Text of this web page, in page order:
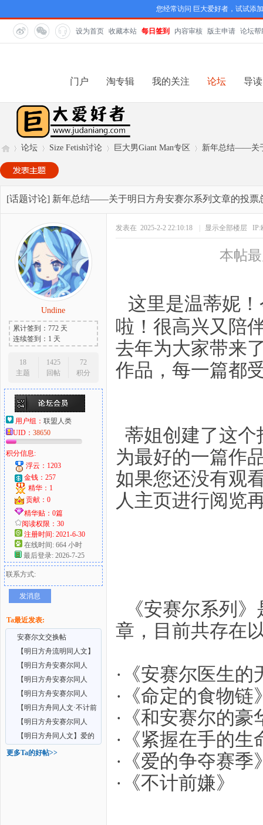
您经常访问 巨大爱好者，试试添
设为首页 收藏本站 每日签到 内容审核 版主申请 论坛帮
门户 淘专辑 我的关注 论坛 导读
巨
爱
好
»
论坛
›
Size Fetish讨论
›
巨大男Giant Man专区
›
新年总结——关
[话题讨论] 新年总结——关于明日方舟安赛尔系列文章的投票
Undine
累计签到：772 天
连续签到：1 天
18
主题
1425
回帖
72
积分
用户组： 联盟人类
UID： 38650
积分信息:
浮云：1203
金钱：257
精华：1
贡献：0
精华贴：0篇
阅读权限：30
注册时间: 2021-6-30
在线时间: 664 小时
最后登录: 2026-7-25
联系方式:
发消息
Ta最近发表:
安赛尔文交换帖
【明日方舟流明同人文】
流明医生的私人鞋内
【明日方舟安赛尔同人
文】命定的食物链（20
【明日方舟安赛尔同人
文】紧握在手的生命线
【明日方舟安赛尔同人
文】旅行途中与白袜少
【明日方舟同人文·不计前
嫌】水月X安赛尔X
【明日方舟安赛尔同人
文】安赛尔医生的无意
【明日方舟同人文】爱的
争夺赛季(废案)水月
更多Ta的好帖>>
发表在 2025-2-2 22:10:18 显示全部楼层
本帖
这里是温蒂妮
啦！很高兴又陪
去年为大家带来
作品，每一篇都
蒂姐创建了这
为最好的一篇作
如果您还没有观
人主页进行阅览
《安赛尔系列
章，目前共存在
·《安赛尔医生的
·《命定的食物
·《和安赛尔的
·《紧握在手的生
·《爱的争夺赛季
·《不计前嫌》